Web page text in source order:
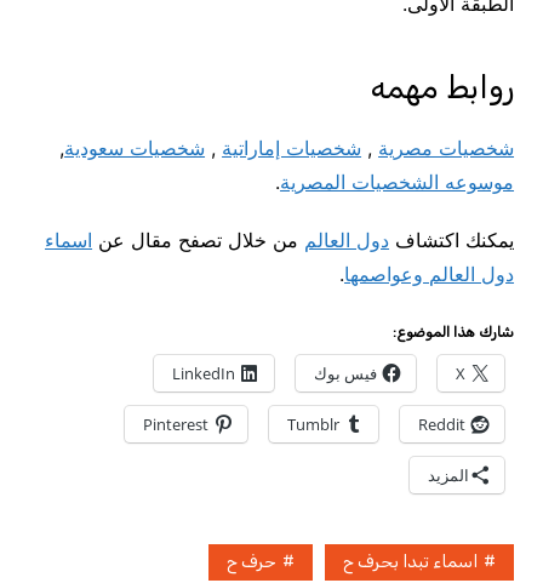
روابط مهمه
شخصيات مصرية , شخصيات إماراتية , شخصيات سعودية,
موسوعه الشخصيات المصرية.
يمكنك اكتشاف دول العالم من خلال تصفح مقال عن اسماء
دول العالم وعواصمها.
شارك هذا الموضوع:
X فيس بوك LinkedIn
Reddit
Tumblr
Pinterest
المزيد
اسماء تبدا بحرف ح حرف ح